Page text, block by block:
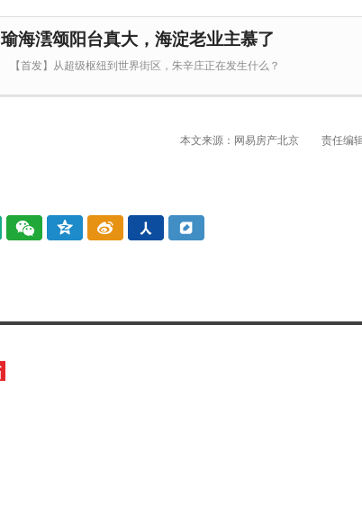
瑜海澐颂阳台真大，海淀老业主慕了
【首发】从超级枢纽到世界街区，朱辛庄正在发生什么？
本文来源：网易房产北京 责任编